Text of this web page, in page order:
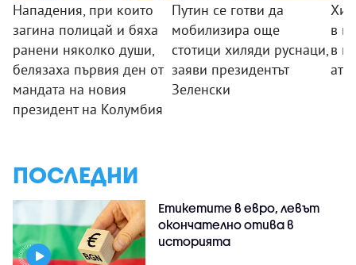
Нападения, при които
загина полицай и бяха
ранени няколко души,
белязаха първия ден от
мандата на новия
президент на Колумбия
Путин се готви да
мобилизира още
стотици хиляди руснаци,
заяви президентът
Зеленски
в
в
ПОСЛЕДНИ
Етикетите в евро, левът
окончателно отива в
историята